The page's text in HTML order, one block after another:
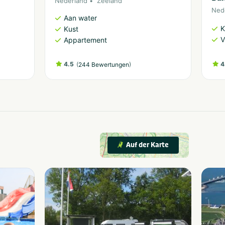
Aan water
Kust
Appartement
4.5 (244 Bewertungen)
Auf der Karte